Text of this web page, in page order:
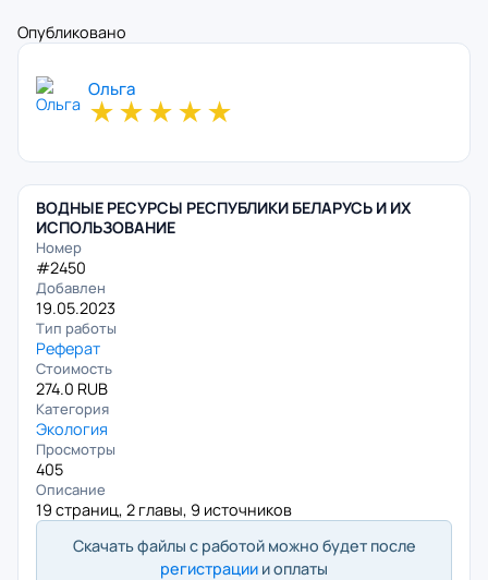
Опубликовано
Ольга
★★★★★
ВОДНЫЕ РЕСУРСЫ РЕСПУБЛИКИ БЕЛАРУСЬ И ИХ
ИСПОЛЬЗОВАНИЕ
Номер
#2450
Добавлен
19.05.2023
Тип работы
Реферат
Стоимость
274.0 RUB
Категория
Экология
Просмотры
405
Описание
19 страниц, 2 главы, 9 источников
Скачать файлы с работой можно будет после
регистрации и оплаты